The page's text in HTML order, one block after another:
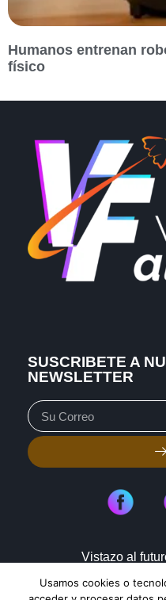
Humanos entrenan
físico
SUSCRIBETE A
NEWSLETTER
Vistazo al
Aviso de Privacidad
Usamos cookies o